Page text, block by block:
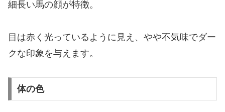
細長い馬の顔が特徴。
目は赤く光っているように見え、やや不気味でダー
クな印象を与えます。
体の色